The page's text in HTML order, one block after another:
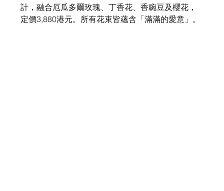
計，融合厄瓜多爾玫瑰、丁香花、香豌豆及櫻花，
定價3,880港元。所有花束皆蘊含「滿滿的愛意」。